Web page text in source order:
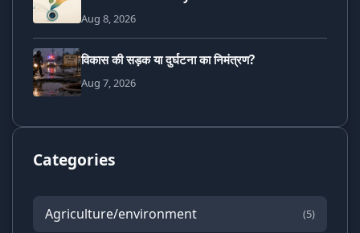
Aug 8, 2026
विकास की सड़क या दुर्घटना का निमंत्रण?
Aug 7, 2026
Categories
Agriculture/environment (5)